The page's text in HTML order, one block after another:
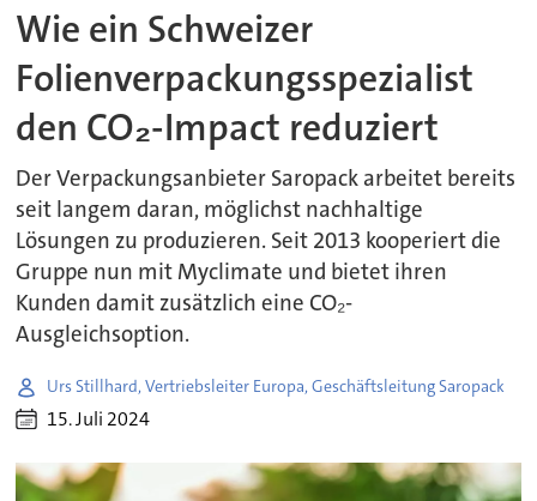
Wie ein Schweizer
Folienverpackungsspezialist
den CO₂-Impact reduziert
Der Verpackungsanbieter Saropack arbeitet bereits
seit langem daran, möglichst nachhaltige
Lösungen zu produzieren. Seit 2013 kooperiert die
Gruppe nun mit Myclimate und bietet ihren
Kunden damit zusätzlich eine CO₂-
Ausgleichsoption.
Urs Stillhard, Vertriebsleiter Europa, Geschäftsleitung Saropack
15. Juli 2024